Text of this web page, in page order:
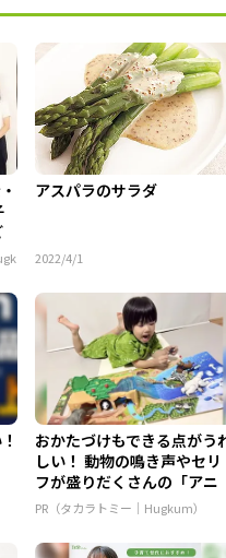
アスパラのサラダ
2022/4/1
おかたづけもできる点がう
しい！ 動物の鳴き声やセリ
フが盛りだくさんの「アニ
ア ...
PR（タカラトミー｜Hugkum）